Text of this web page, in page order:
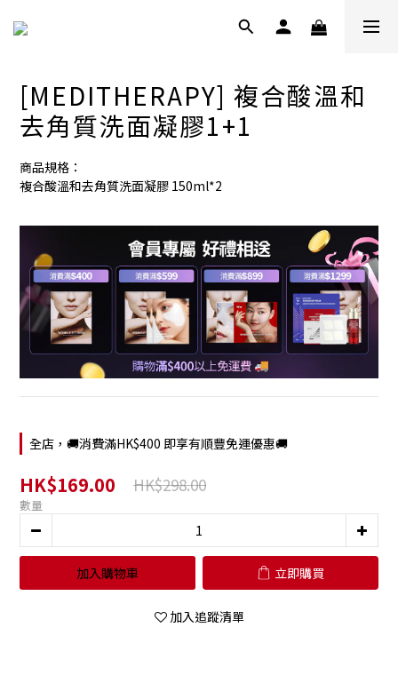
[MEDITHERAPY] 複合酸溫和
去角質洗面凝膠1+1
商品規格：
複合酸溫和去角質洗面凝膠 150ml*2
全店，🚚消費滿HK$400 即享有順豐免運優惠🚚
HK$169.00 HK$298.00
數量
加入購物車 立即購買
加入追蹤清單